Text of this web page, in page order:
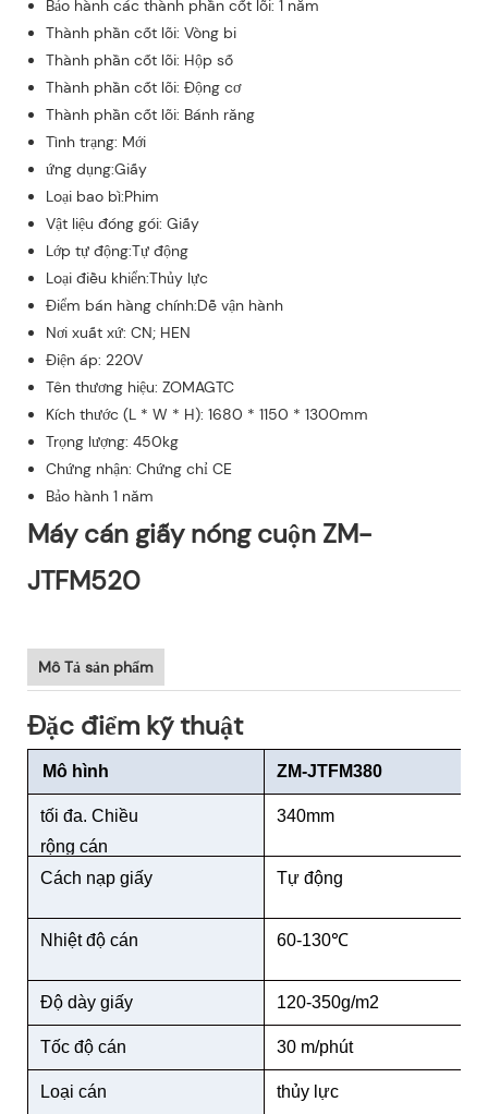
Bảo hành các thành phần cốt lõi: 1 năm
Thành phần cốt lõi: Vòng bi
Thành phần cốt lõi: Hộp số
Thành phần cốt lõi: Động cơ
Thành phần cốt lõi: Bánh răng
Tình trạng: Mới
ứng dụng:Giấy
Loại bao bì:Phim
Vật liệu đóng gói: Giấy
Lớp tự động:Tự động
Loại điều khiển:Thủy lực
Điểm bán hàng chính:Dễ vận hành
Nơi xuất xứ: CN; HEN
Điện áp: 220V
Tên thương hiệu: ZOMAGTC
Kích thước (L * W * H): 1680 * 1150 * 1300mm
Trọng lượng: 450kg
Chứng nhận: Chứng chỉ CE
Bảo hành 1 năm
Máy cán giấy nóng cuộn ZM-
JTFM520
Mô Tả sản phẩm
Đặc điểm kỹ thuật
Mô hình ZM-JTFM380
tối đa. Chiều
rộng cán
340mm
Cách nạp giấy Tự động
Nhiệt độ cán 60-130℃
Độ dày giấy 120-350g/m2
Tốc độ cán 30 m/phút
Loại cán thủy lực